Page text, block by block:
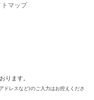
トマップ
ります。
ドレスなど)のご入力はお控えくださ